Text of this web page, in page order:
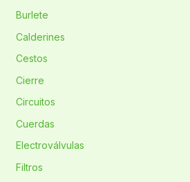
Burlete
Calderines
Cestos
Cierre
Circuitos
Cuerdas
Electroválvulas
Filtros